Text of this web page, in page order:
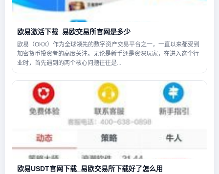
欧易激活下载_易欧交易所官网是多少
欧易（OKX）作为全球领先的数字资产交易平台之一，一直以来都受到
加密货币投资者的高度关注。无论是新手还是资深玩家，在进入这个行
业时，首先遇到的两个核心问题往往是...
欧易USDT官网下载_易欧交易所下载好了怎么用